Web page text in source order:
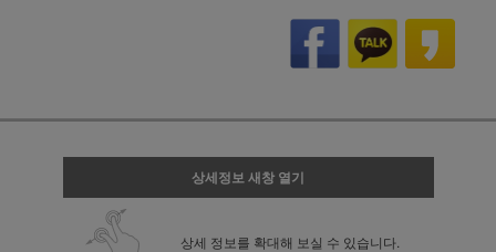
상세정보 새창 열기
상세 정보를 확대해 보실 수 있습니다.